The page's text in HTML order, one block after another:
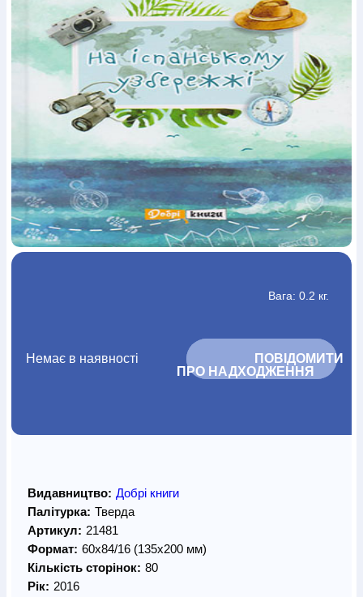
Богослов`яШлюб і сім`яЮдаїзм
Супутні товари
ПеріодикаАудіоРучки кульковіВідео Галантерея
Закладки для книгФутболкиБрелокиСумкиБіжутерія
Блокноти Щоденники / щотижневикиВироби з дерева
Вироби з кераміки і глини
Вироби з сріблаКартини
Навчальні мапиШкіряні виробиМагнітиМеталеві
Міні-лампи НаклейкиНастільні ігри Пакети
ПлакатиПластмасові вироби
Хустки
Подарункові картки Розвиваючі ігриРепринтиСвічки
ЗошитиФотокартини Чохли на БибліїГоловні убори
КалендаріКанцелярскі товариКомп`ютерні ігри
ЛистівкиСувенирна продукціяГодинникиПазли
Книга в комплекті
Вага: 0.2 кг.
Немає в наявності
			ПОВІДОМИТИ
ПРО НАДХОДЖЕННЯ
Видавництво: Добрі книги
Палітурка: Тверда
Артикул: 21481
Формат: 60х84/16 (135х200 мм)
Кількість сторінок: 80
Рік: 2016